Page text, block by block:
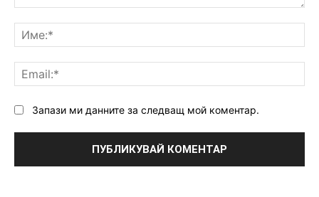
Запази ми данните за следващ мой коментар.